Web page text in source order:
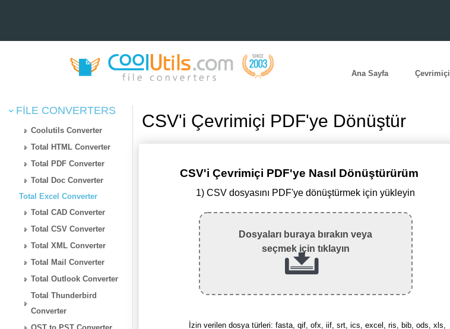
Ana Sayfa Çevrimiçi
FILE CONVERTERS
Coolutils Converter
Total HTML Converter
Total PDF Converter
Total Doc Converter
Total Excel Converter
Total CAD Converter
Total CSV Converter
Total XML Converter
Total Mail Converter
Total Outlook Converter
Total Thunderbird
Converter
CSV'i Çevrimiçi PDF'ye Dönüştür
CSV'i Çevrimiçi PDF'ye Nasıl Dönüştürürüm
1) CSV dosyasını PDF'ye dönüştürmek için yükleyin
Dosyaları buraya bırakın veya
seçmek için tıklayın
İzin verilen dosya türleri: fasta, qif, ofx, iif, srt, ics, excel, ris, bib, ods, xls,